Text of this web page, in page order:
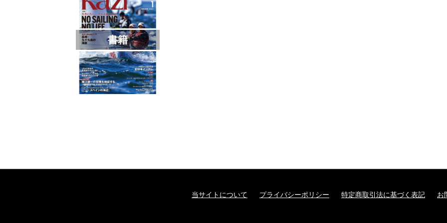
書籍
当サイトについて プライバシーポリシー 特定商取引法に基づく表記 お